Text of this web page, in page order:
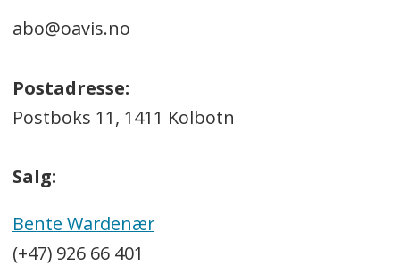
abo@oavis.no
Postadresse:
Postboks 11, 1411 Kolbotn
Salg:
Bente Wardenær
(+47) 926 66 401